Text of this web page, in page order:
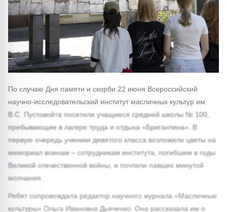
По случаю Дня памяти и скорби 22 июня Всероссийский
научно-исследовательский институт масличных культур им.
В.С. Пустовойта посетили учащиеся средней школы № 100,
пребывающие в лагере труда и отдыха «Бригантина». В
первую очередь ученики девятого класса возложили цветы на
мемориал воинам – сотрудникам института, погибшим в годы
Великой отечественной войны, и почтили павших минутой
молчания.
Ребят сопровождала редактор научного журнала «Масличные
культуры» Ольга Ивановна Дьяченко. Она рассказала им о